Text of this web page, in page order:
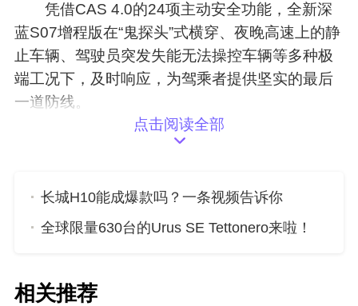
凭借CAS 4.0的24项主动安全功能，全新深
蓝S07增程版在“鬼探头”式横穿、夜晚高速上的静
止车辆、驾驶员突发失能无法操控车辆等多种极
端工况下，及时响应，为驾乘者提供坚实的最后
一道防线。
补贴到位：让用户购买ADS高阶功能更轻松
o带来的卓越体验，深蓝汽车为购买全新深蓝S07
增程版的用户提供智航礼，价值6000元，即一次
S Pro的门槛，让前沿科技真正惠及更广大消费
点击阅读全部
长城H10能成爆款吗？一条视频告诉你
全球限量630台的Urus SE Tettonero来啦！
相关推荐